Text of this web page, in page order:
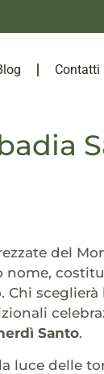
Contatti
del
nome,
Chi sceglierà
Santo.
luce delle